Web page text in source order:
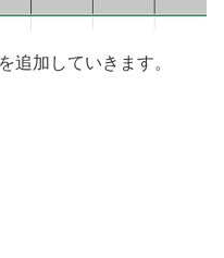
を追加していきます。